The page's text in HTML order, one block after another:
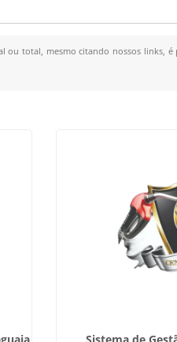
ou total, mesmo citando nossos links,
Sistema de